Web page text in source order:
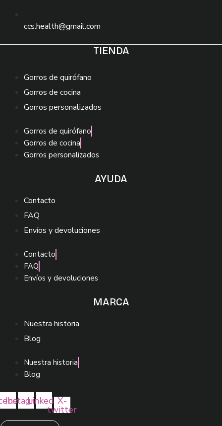
ccs.health@gmail.com
TIENDA
Gorros de quirófano
Gorros de cocina
Gorros personalizados
Gorros de quirófano
Gorros de cocina
Gorros personalizados
AYUDA
Contacto
FAQ
Envíos y devoluciones
Contacto
FAQ
Envíos y devoluciones
MARCA
Nuestra historia
Blog
Nuestra historia
Blog
Instagram
LinkedinX-
twitter